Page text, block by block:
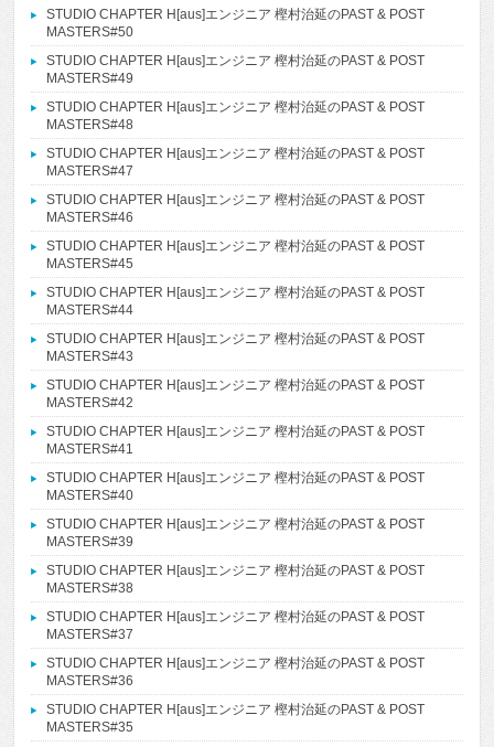
STUDIO CHAPTER H[aus]エンジニア 樫村治延のPAST & POST
MASTERS#50
STUDIO CHAPTER H[aus]エンジニア 樫村治延のPAST & POST
MASTERS#49
STUDIO CHAPTER H[aus]エンジニア 樫村治延のPAST & POST
MASTERS#48
STUDIO CHAPTER H[aus]エンジニア 樫村治延のPAST & POST
MASTERS#47
STUDIO CHAPTER H[aus]エンジニア 樫村治延のPAST & POST
MASTERS#46
STUDIO CHAPTER H[aus]エンジニア 樫村治延のPAST & POST
MASTERS#45
STUDIO CHAPTER H[aus]エンジニア 樫村治延のPAST & POST
MASTERS#44
STUDIO CHAPTER H[aus]エンジニア 樫村治延のPAST & POST
MASTERS#43
STUDIO CHAPTER H[aus]エンジニア 樫村治延のPAST & POST
MASTERS#42
STUDIO CHAPTER H[aus]エンジニア 樫村治延のPAST & POST
MASTERS#41
STUDIO CHAPTER H[aus]エンジニア 樫村治延のPAST & POST
MASTERS#40
STUDIO CHAPTER H[aus]エンジニア 樫村治延のPAST & POST
MASTERS#39
STUDIO CHAPTER H[aus]エンジニア 樫村治延のPAST & POST
MASTERS#38
STUDIO CHAPTER H[aus]エンジニア 樫村治延のPAST & POST
MASTERS#37
STUDIO CHAPTER H[aus]エンジニア 樫村治延のPAST & POST
MASTERS#36
STUDIO CHAPTER H[aus]エンジニア 樫村治延のPAST & POST
MASTERS#35